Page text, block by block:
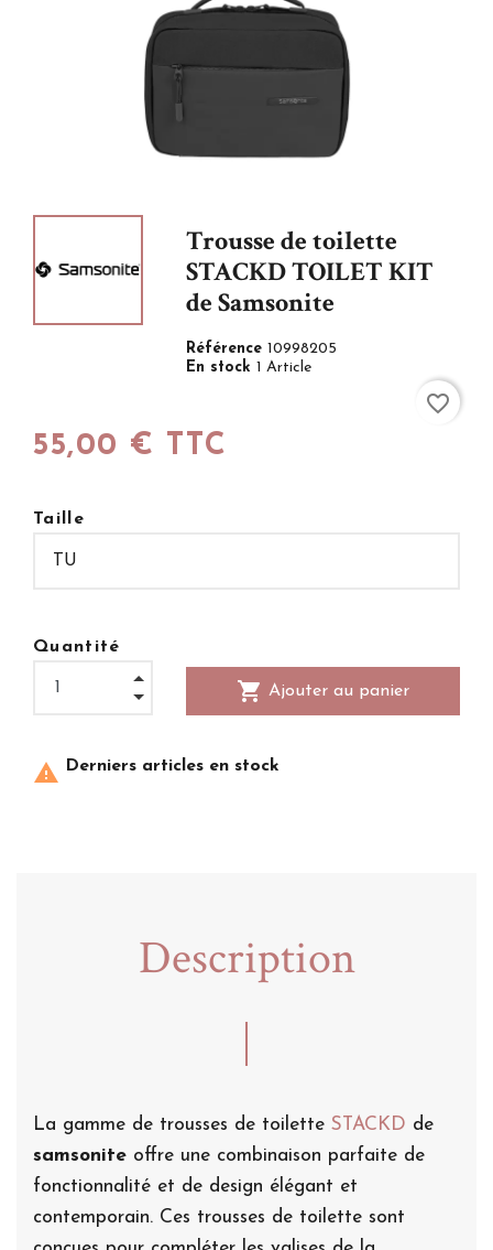
Trousse de toilette
STACKD TOILET KIT
de Samsonite
Référence10998205
En stock1 Article
55,00 € TTC
Taille
Quantité
shopping_cart Ajouter au panier
 Derniers articles en stock
favorite_border
Description
La gamme de trousses de toilette STACKD de
samsonite offre une combinaison parfaite de
fonctionnalité et de design élégant et
contemporain. Ces trousses de toilette sont